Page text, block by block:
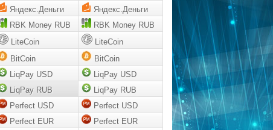
Яндекс.Деньги
Яндекс.Деньги
RBK Money RUB
RBK Money RUB
LiteCoin
LiteCoin
BitCoin
BitCoin
LiqPay USD
LiqPay USD
LiqPay RUB
LiqPay RUB
Perfect USD
Perfect USD
Perfect EUR
Perfect EUR